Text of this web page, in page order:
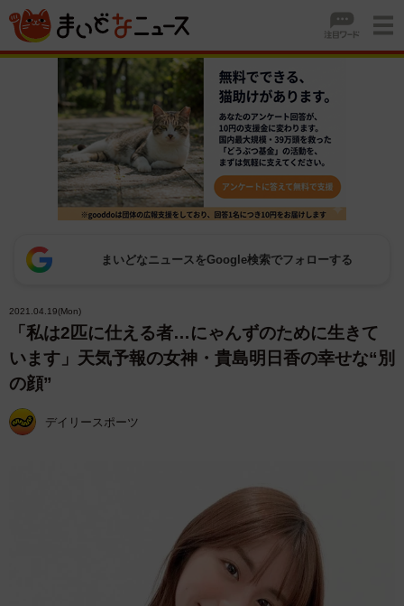
まいどなニュースをGoogle検索でフォローする
2021.04.19(Mon)
「私は2匹に仕える者…にゃんずのために生きて
います」天気予報の女神・貴島明日香の幸せな“別
の顔”
デイリースポーツ